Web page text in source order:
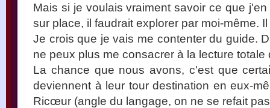
Mais si je voulais vraiment savoir ce que
sur place, il faudrait explorer par moi-même.
Je crois que je vais me contenter du guide.
ne peux plus me consacrer à la lecture
La chance que nous avons, c'est que
deviennent à leur tour destination en eux-
Ricœur (angle du langage, on ne se refait